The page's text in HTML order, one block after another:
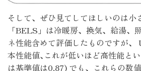
そして、ぜひ見てしてほしいのは小
「BELS」は冷暖房、換気、給湯、
ネ性能含めて評価したものですが、
本性能値､これが低いほど高性能と
は基準値は0.87) でも、これらの数